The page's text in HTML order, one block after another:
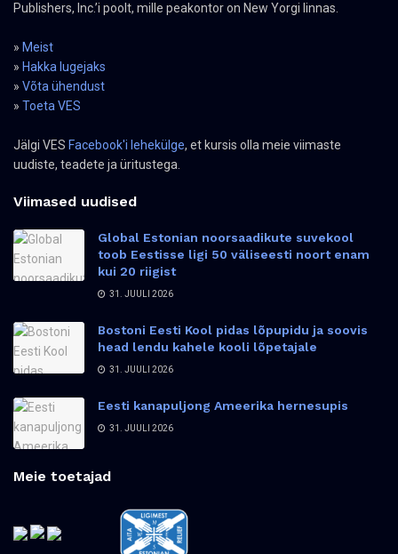
Publishers, Inc.’i poolt, mille peakontor on New Yorgi linnas.
» Meist
» Hakka lugejaks
» Võta ühendust
» Toeta VES
Jälgi VES Facebook'i lehekülge, et kursis olla meie viimaste
uudiste, teadete ja üritustega.
Viimased uudised
Global Estonian noorsaadikute suvekool
toob Eestisse ligi 50 väliseesti noort enam
kui 20 riigist
31. JUULI 2026
Bostoni Eesti Kool pidas lõpupidu ja soovis
head lendu kahele kooli lõpetajale
31. JUULI 2026
Eesti kanapuljong Ameerika hernesupis
31. JUULI 2026
Meie toetajad